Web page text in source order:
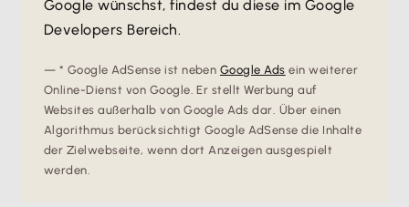
Google wünschst, findest du diese im Google
Developers Bereich.
* Google AdSense ist neben Google Ads ein weiterer
Online-Dienst von Google. Er stellt Werbung auf
Websites außerhalb von Google Ads dar. Über einen
Algorithmus berücksichtigt Google AdSense die Inhalte
der Zielwebseite, wenn dort Anzeigen ausgespielt
werden.